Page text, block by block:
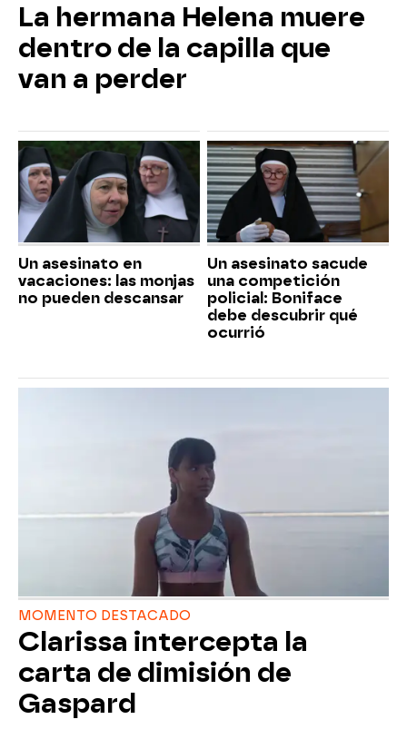
La hermana Helena muere
dentro de la capilla que
van a perder
Un asesinato en
vacaciones: las monjas
no pueden descansar
Un asesinato sacude
una competición
policial: Boniface
debe descubrir qué
ocurrió
MOMENTO DESTACADO
Clarissa intercepta la
carta de dimisión de
Gaspard